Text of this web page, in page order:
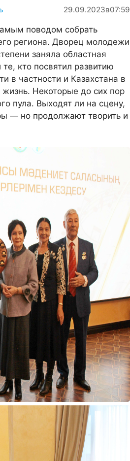
29.09.2023в07:59
поводом собрать
региона. Дворец молодежи
заняла областная
кто посвятил развитию
в частности и Казахстана в
Некоторые до сих пор
пула. Выходят ли на сцену,
— но продолжают творить и